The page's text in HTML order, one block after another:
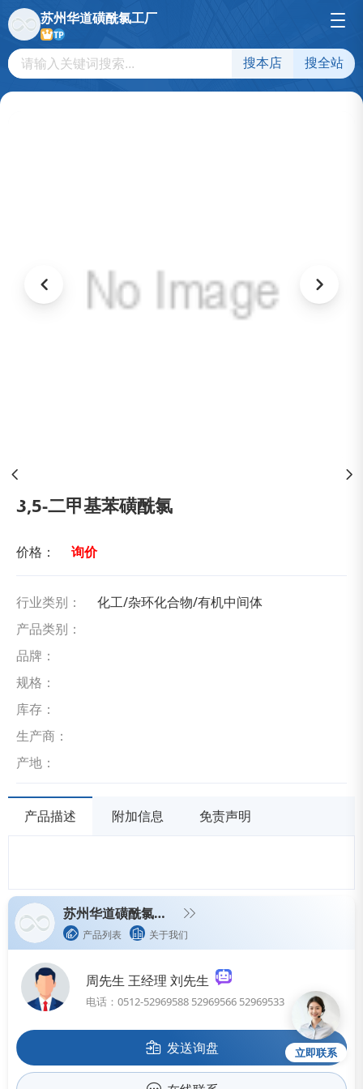
苏州华道磺酰氯工厂
TP
搜本店 搜全站
3,5-二甲基苯磺酰氯
价格： 询价
行业类别：
化工/杂环化合物/有机中间体
产品类别：
品牌：
规格：
库存：
生产商：
产地：
产品描述 附加信息 免责声明
苏州华道磺酰氯工厂
产品列表 关于我们
周先生 王经理 刘先生
电话：0512-52969588 52969566 52969533
发送询盘 立即联系